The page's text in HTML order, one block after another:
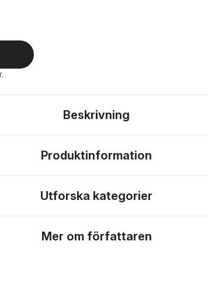
Beskrivning
Produktinformation
Utforska kategorier
Mer om författaren